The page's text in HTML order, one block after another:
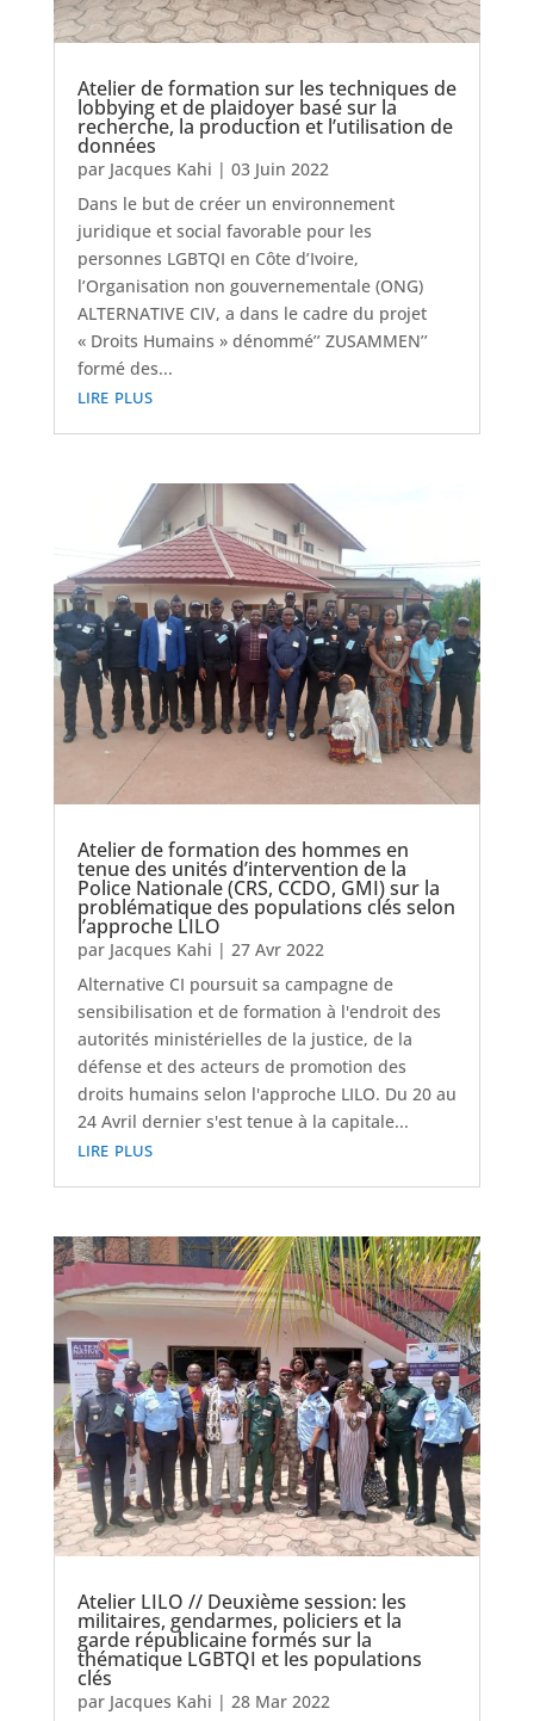
Atelier de formation sur les techniques de
lobbying et de plaidoyer basé sur la
recherche, la production et l’utilisation de
données
par Jacques Kahi | 03 Juin 2022
Dans le but de créer un environnement
juridique et social favorable pour les
personnes LGBTQI en Côte d’Ivoire,
l’Organisation non gouvernementale (ONG)
ALTERNATIVE CIV, a dans le cadre du projet
« Droits Humains » dénommé’’ ZUSAMMEN’’
formé des...
lire plus
Atelier de formation des hommes en
tenue des unités d’intervention de la
Police Nationale (CRS, CCDO, GMI) sur la
problématique des populations clés selon
l’approche LILO
par Jacques Kahi | 27 Avr 2022
Alternative CI poursuit sa campagne de
sensibilisation et de formation à l'endroit des
autorités ministérielles de la justice, de la
défense et des acteurs de promotion des
droits humains selon l'approche LILO. Du 20 au
24 Avril dernier s'est tenue à la capitale...
lire plus
Atelier LILO // Deuxième session: les
militaires, gendarmes, policiers et la
garde républicaine formés sur la
thématique LGBTQI et les populations
clés
par Jacques Kahi | 28 Mar 2022